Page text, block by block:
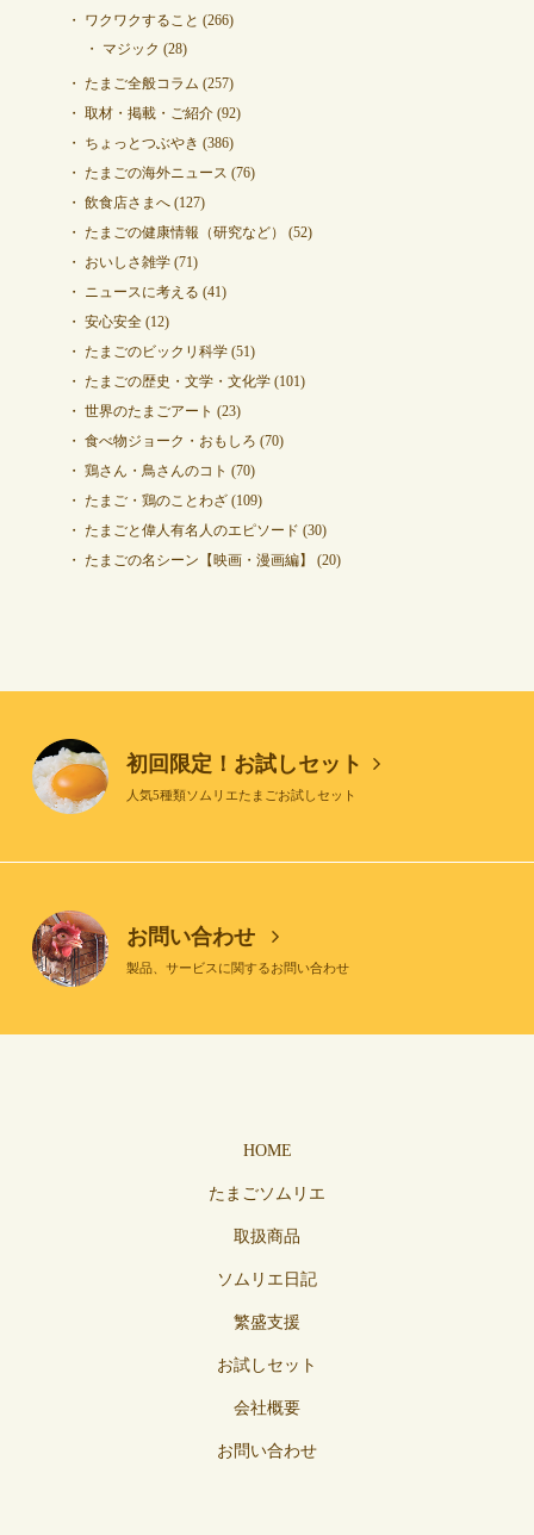
ワクワクすること (266)
マジック (28)
たまご全般コラム (257)
取材・掲載・ご紹介(92)
ちょっとつぶやき (386)
たまごの海外ニュース (76)
飲食店さまへ(127)
たまごの健康情報（研究など）
(52)
おいしさ雑学(71)
ニュースに考える (41)
安心安全(12)
たまごのビックリ科学(51)
たまごの歴史・文学・文化学(101)
世界のたまごアート (23)
食べ物ジョーク・おもしろ (70)
鶏さん・鳥さんのコト (70)
たまご・鶏のことわざ(109)
たまごと偉人有名人のエピソード (30)
たまごの名シーン【映画・漫画編】
(20)
初回限定！お試しセット
人気5種類ソムリエたまごお試しセット
お問い合わせ
製品、サービスに関するお問い合わせ
HOME
たまごソムリエ
取扱商品
ソムリエ日記
繁盛支援
お試しセット
会社概要
お問い合わせ